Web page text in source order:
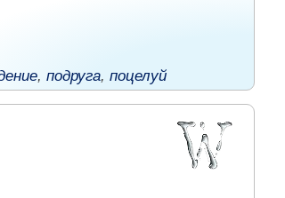
, подруга, поцелуй